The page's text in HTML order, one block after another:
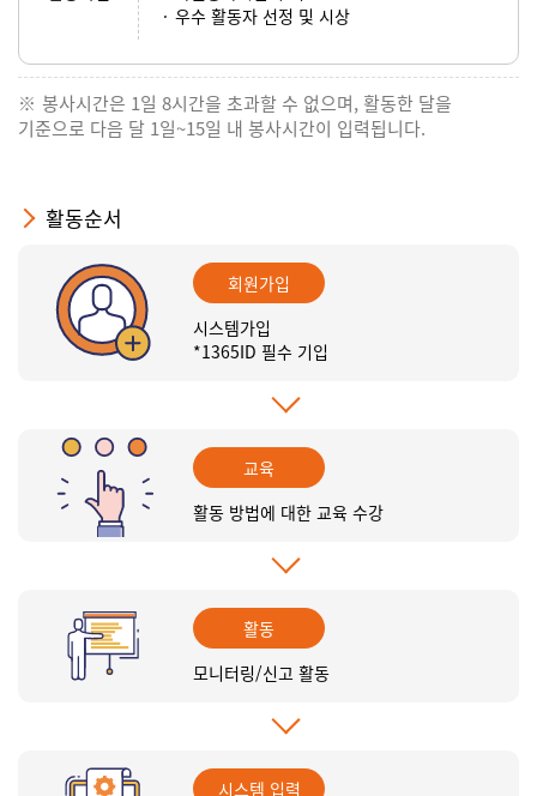
우수 활동자 선정 및 시상
봉사시간은 1일 8시간을 초과할 수 없으며, 활동한 달을
기준으로 다음 달 1일~15일 내 봉사시간이 입력됩니다.
활동순서
회원가입
시스템가입
*1365ID 필수 기입
교육
활동 방법에 대한 교육 수강
활동
모니터링/신고 활동
시스템 입력